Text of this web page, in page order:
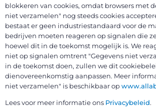
blokkeren van cookies, omdat browsers met
niet verzamelen" nog steeds cookies
bestaat er geen industriestandaard voor de
bedrijven moeten reageren op signalen die
hoewel dit in de toekomst mogelijk is. We
niet op signalen omtrent "Gegevens niet
in de toekomst doen, zullen we dit
dienovereenkomstig aanpassen. Meer
niet verzamelen" is beschikbaar op
Lees voor meer informatie ons Privacybeleid.